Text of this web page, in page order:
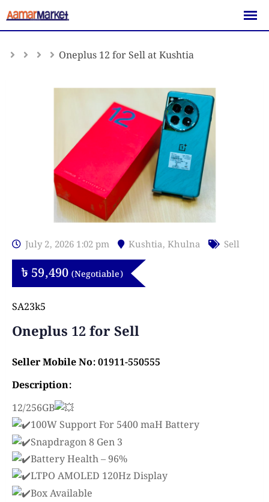
Skip
to
Oneplus 12 for Sell at Kushtia
July 2, 2026 1:02 pm Kushtia, Khulna Sell
৳ 59,490 (Negotiable)
SA23k5
Oneplus 12 for Sell
Seller Mobile No: 01911-550555
Description:
12/256GB
100W Support For 5400 maH Battery
Snapdragon 8 Gen 3
Battery Health – 96%
LTPO AMOLED 120Hz Display
Box Available